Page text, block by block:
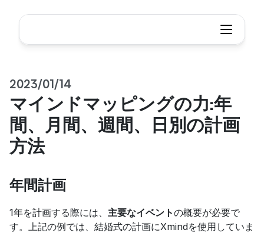
2023/01/14
マインドマッピングの力:年
間、月間、週間、日別の計画
方法
年間計画
1年を計画する際には、 主要なイベントの概要が必要で
す。上記の例では、結婚式の計画にXmindを使用していま